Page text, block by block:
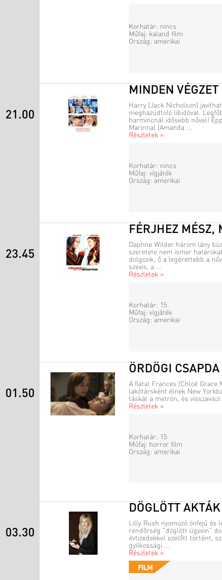
Korhatár: nincs
Műfaj: kaland film
Ország: amerikai
21.00
MINDEN
Harry (Jack Nicholson)
meghazudtoló libidóval.
harmincnál idősebb nővel!
Marinnal (Amanda ...
Részletek »
Korhatár: nincs
Műfaj: vígjáték
Ország: amerikai
23.45
FÉRJHEZ MÉSZ,
Daphne Wilder három lány
szeretete nem ismer
dolgozik, ő a legérettebb a
szexis, a ...
Részletek »
Korhatár: 15
Műfaj: vígjáték
Ország: amerikai
01.50
ÖRDÖGI CSAPDA
A fiatal Frances (Chloë Grace
lakótársként élnek New
táskát a metrón, és
Részletek »
Korhatár: 15
Műfaj: horror film
Ország: amerikai
03.30
DÖGLÖTT AKTÁK
Lilly Rush nyomozó önfejű és
rendőrség "döglött ügyein”
évtizedekkel ezelőtt történt,
gyilkossági ...
Részletek »